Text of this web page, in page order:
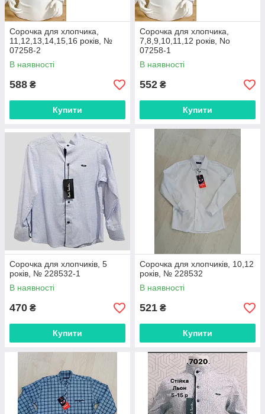
Сорочка для хлопчика,
11,12,13,14,15,16 років, №
07258-2
В наявності
588 ₴
Купити
Сорочка для хлопчика,
7,8,9,10,11,12 років, No
07258-1
В наявності
552 ₴
Купити
Сорочка для хлопчиків, 5
років, № 228532-1
В наявності
470 ₴
Купити
Сорочка для хлопчиків, 10,12
років, № 228532
В наявності
521 ₴
Купити